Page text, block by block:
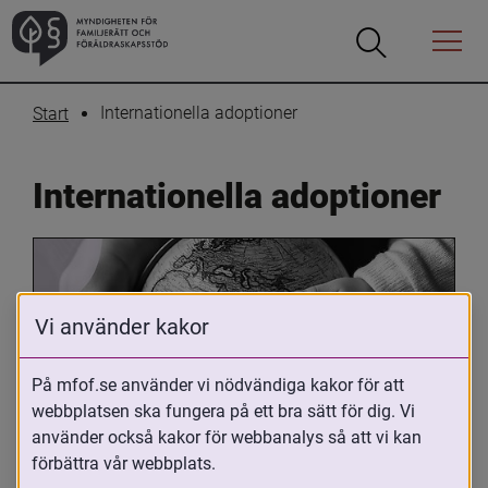
Öppna
Öppna
Menyn
Start Internationella adoptioner
Internationella adoptioner
Oavsett om du är adopterad,
adoptivförälder eller arbetar med
Vi använder kakor
På mfof.se använder vi nödvändiga kakor för att
webbplatsen ska fungera på ett bra sätt för dig. Vi
använder också kakor för webbanalys så att vi kan
förbättra vår webbplats.